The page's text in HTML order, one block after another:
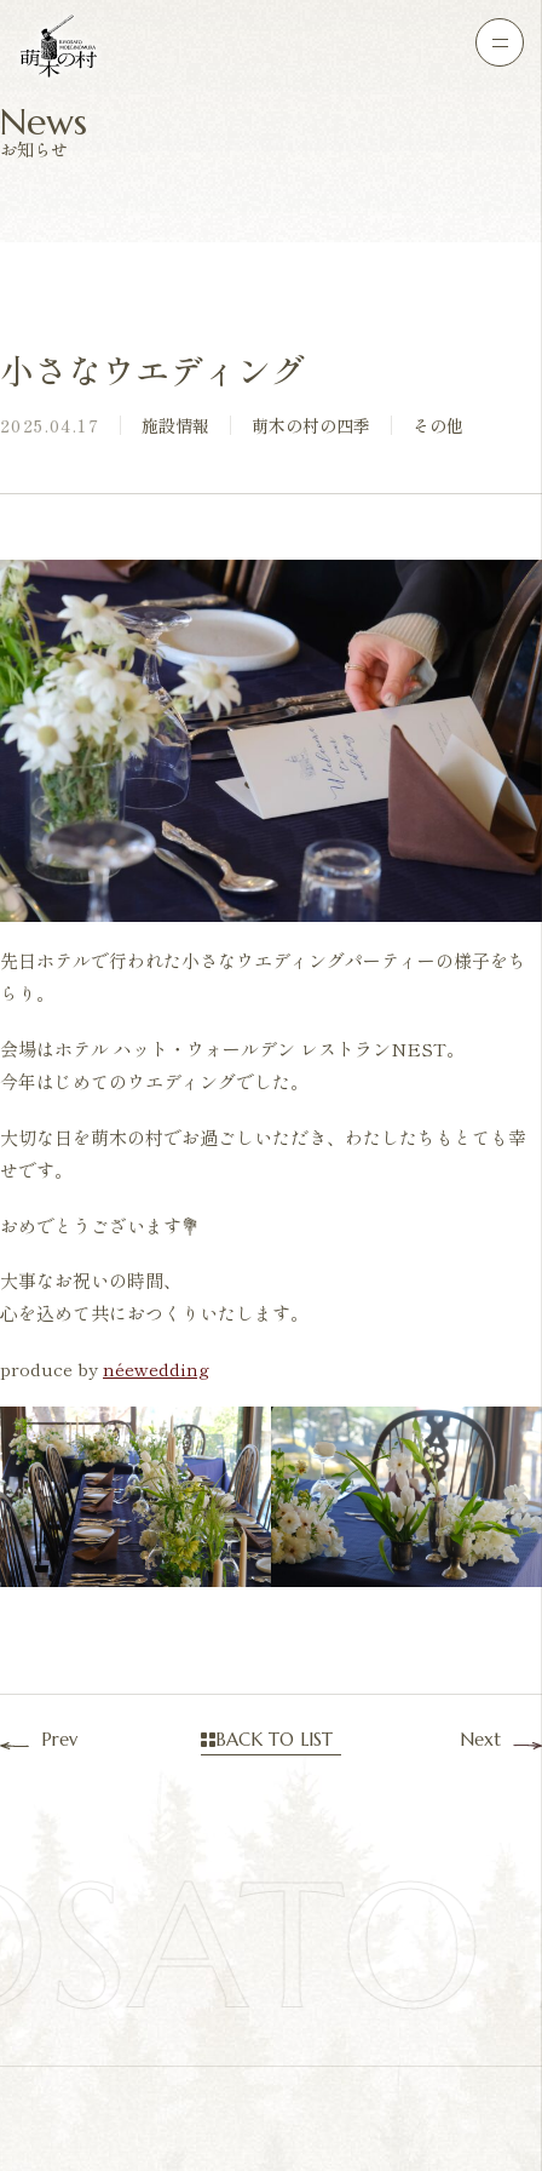
News
お知らせ
小さなウエディング
2025.04.17 施設情報 萌木の村の四季 その他
先日ホテルで行われた小さなウエディングパーティーの様子をち
らり。
会場はホテル ハット・ウォールデン レストランNEST。
今年はじめてのウエディングでした。
大切な日を萌木の村でお過ごしいただき、わたしたちもとても幸
せです。
おめでとうございます💐
大事なお祝いの時間、
心を込めて共におつくりいたします。
produce bynéewedding
Prev Next
BACK TO LIST